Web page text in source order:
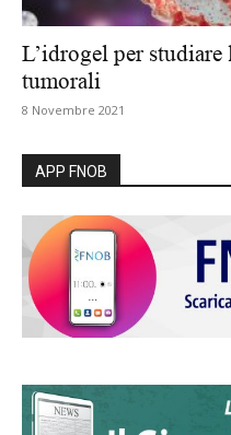
L’idrogel per studiare
tumorali
8 Novembre 2021
APP FNOB